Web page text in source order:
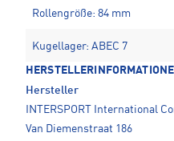
Rollengröße: 84 mm
Kugellager: ABEC 7
Hersteller
INTERSPORT International
Van Diemenstraat 186